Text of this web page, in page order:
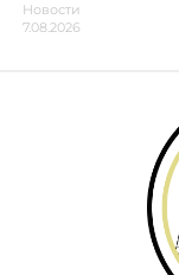
Новости
7.08.2026